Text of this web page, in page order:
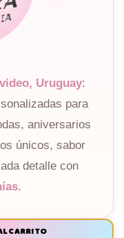
Uruguay:
para
aniversarios
únicos, sabor
detalle con
.
CARRITO